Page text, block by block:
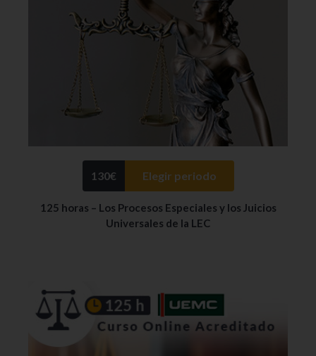
130€ Elegir periodo
125 horas – Los Procesos Especiales y los Juicios
Universales de la LEC